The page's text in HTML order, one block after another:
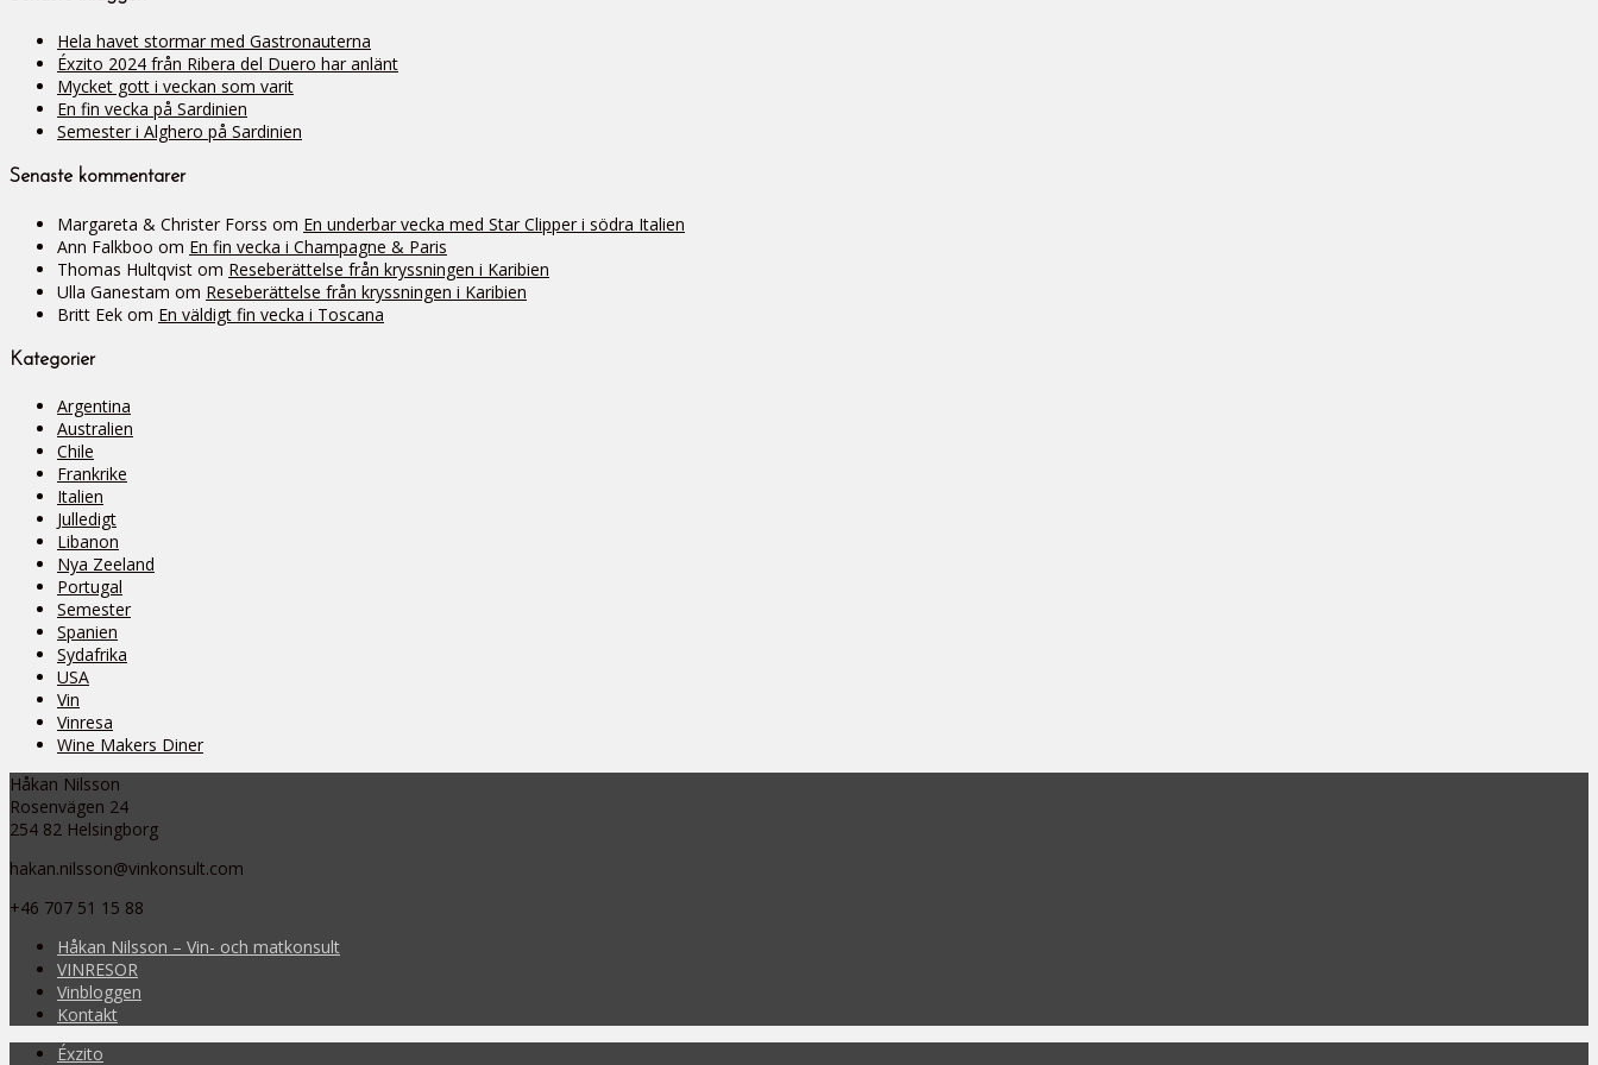
Hela havet stormar med Gastronauterna
Éxzito 2024 från Ribera del Duero har anlänt
Mycket gott i veckan som varit
En fin vecka på Sardinien
Semester i Alghero på Sardinien
Senaste kommentarer
Margareta & Christer Forss om En underbar vecka med Star Clipper i södra Italien
Ann Falkboo om En fin vecka i Champagne & Paris
Thomas Hultqvist om Reseberättelse från kryssningen i Karibien
Ulla Ganestam om Reseberättelse från kryssningen i Karibien
Britt Eek om En väldigt fin vecka i Toscana
Kategorier
Argentina
Australien
Chile
Frankrike
Italien
Julledigt
Libanon
Nya Zeeland
Portugal
Semester
Spanien
Sydafrika
USA
Vin
Vinresa
Wine Makers Diner
Håkan Nilsson
Rosenvägen 24
254 82 Helsingborg
hakan.nilsson@vinkonsult.com
+46 707 51 15 88
Håkan Nilsson – Vin- och matkonsult
VINRESOR
Vinbloggen
Kontakt
Éxzito